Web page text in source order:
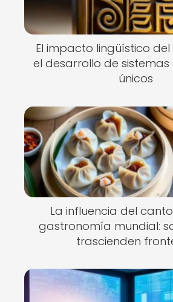
El impacto lingüístico
el desarrollo de
únicos
La influencia del
gastronomía mundial:
trascienden